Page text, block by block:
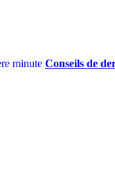
Conseils de